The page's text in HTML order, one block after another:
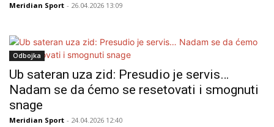
Meridian Sport - 26.04.2026 13:09
Odbojka
Ub sateran uza zid: Presudio je servis…
Nadam se da ćemo se resetovati i smognuti
snage
Meridian Sport - 24.04.2026 12:40